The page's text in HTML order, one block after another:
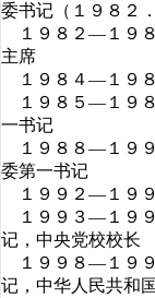
委书记（１９８２
１９８２—１９
主席
１９８４—１９
１９８５—１９
一书记
１９８８—１９
委第一书记
１９９２—１９
１９９３—１９
记，中央党校校长
１９９８—１９
记，中华人民共和